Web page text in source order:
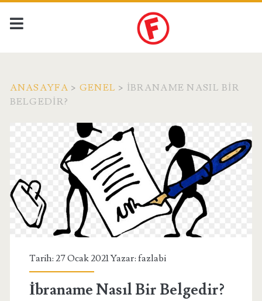
ANASAYFA > GENEL > İBRANAME NASIL BIR
BELGEDIR?
Tarih: 27 Ocak 2021 Yazar: fazlabi
İbraname Nasıl Bir Belgedir?